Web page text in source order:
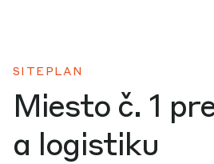
SITEPLAN
Miesto č. 1
a logistiku